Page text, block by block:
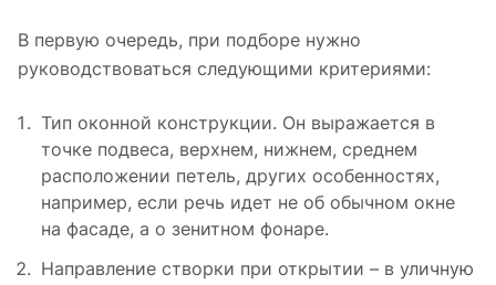
В первую очередь, при подборе нужно
руководствоваться следующими критериями:
Тип оконной конструкции. Он выражается в
точке подвеса, верхнем, нижнем, среднем
расположении петель, других особенностях,
например, если речь идет не об обычном окне
на фасаде, а о зенитном фонаре.
Направление створки при открытии – в уличную